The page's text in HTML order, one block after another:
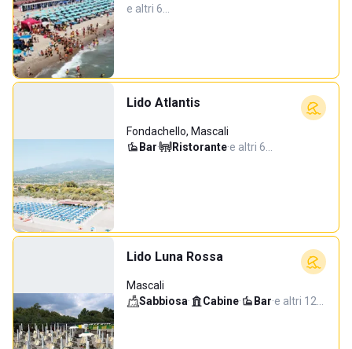
e altri 6…
Lido Atlantis
Fondachello, Mascali
Bar· Ristorante·e altri 6…
Lido Luna Rossa
Mascali
Sabbiosa· Cabine· Bar·e altri 12…